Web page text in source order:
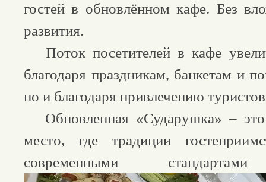
гостей в обновлённом кафе. Без
развития.
Поток посетителей в кафе
благодаря праздникам, банкетам и
но и благодаря привлечению
Обновленная «Сударушка» –
место, где традиции
современными